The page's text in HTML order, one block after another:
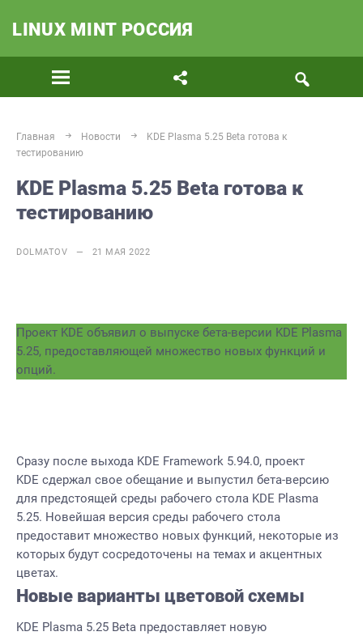
LINUX MINT РОССИЯ
Главная Новости
KDE Plasma 5.25 Beta готова к
тестированию
KDE Plasma 5.25 Beta готова к
тестированию
DOLMATOV — 21 МАЯ 2022
Проект KDE объявил о выпуске бета-версии KDE Plasma
5.25, предоставляющей множество новых функций и
опций.
Сразу после выхода KDE Framework 5.94.0, проект
KDE сдержал свое обещание и выпустил бета-версию
для предстоящей среды рабочего стола KDE Plasma
5.25. Новейшая версия среды рабочего стола
предоставит множество новых функций, некоторые из
которых будут сосредоточены на темах и акцентных
цветах.
Новые варианты цветовой схемы
KDE Plasma 5.25 Beta предоставляет новую